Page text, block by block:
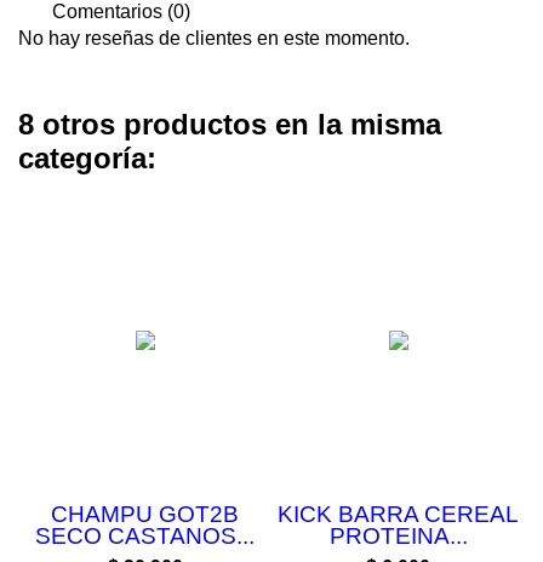
Comentarios (0)
No hay reseñas de clientes en este momento.
8 otros productos en la misma
categoría:
CHAMPU GOT2B
SECO CASTANOS...
KICK BARRA CEREAL
PROTEINA...